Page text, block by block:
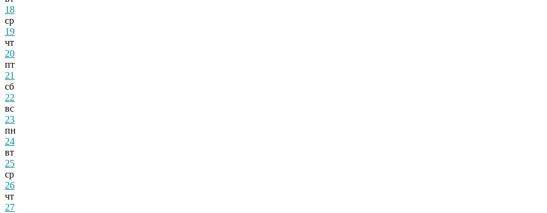
18
ср
19
чт
20
пт
21
сб
22
вс
23
пн
24
вт
25
ср
26
чт
27